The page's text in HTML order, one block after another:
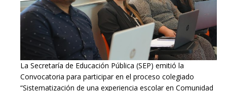
La Secretaría de Educación Pública (SEP) emitió la
Convocatoria para participar en el proceso colegiado
“Sistematización de una experiencia escolar en Comunidad